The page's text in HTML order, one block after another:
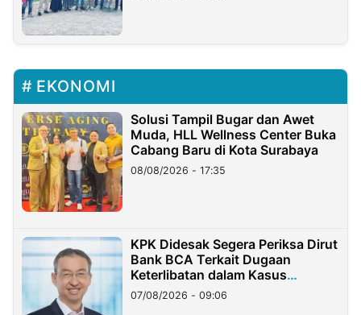
EKONOMI
Solusi Tampil Bugar dan Awet
Muda, HLL Wellness Center Buka
Cabang Baru di Kota Surabaya
08/08/2026 - 17:35
KPK Didesak Segera Periksa Dirut
Bank BCA Terkait Dugaan
Keterlibatan dalam Kasus
Hilangnya Dana Nasabah Rp2,58
Miliar
07/08/2026 - 09:06